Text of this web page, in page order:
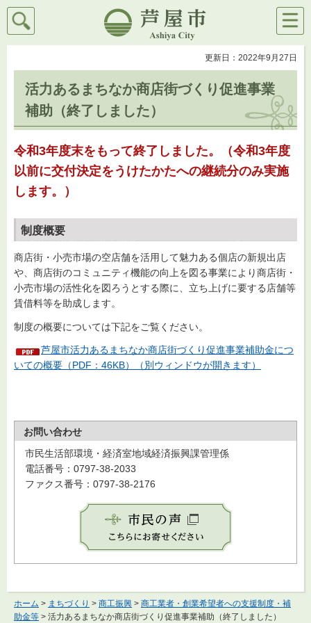
芦屋市
検索
メニ
ュー
更新日：2022年9月27日
活力あるまちなか商店街づくり促進事業
補助（終了しました）
令和3年度末をもって終了しました。（令和3年度
以前に交付決定をうけたかたへの継続分のみ実施
します。）
制度概要
商店街・小売市場の空店舗を活用して魅力ある個店の新規出店
や、商店街のコミュニティ機能の向上を図る事業により商店街・
小売市場の活性化を図ろうとする際に、立ち上げに要する店舗等
賃借料等を助成します。
制度の概要については下記をご覧ください。
芦屋市活力あるまちなか商店街づくり促進事業補助金につ
いての概要（PDF：46KB）（別ウィンドウが開きます）
お問い合わせ
市民生活部環境・経済室地域経済振興課管理係
電話番号：0797-38-2033
ファクス番号：0797-38-2176
ホーム > まちづくり > 商工振興 > 商工業者・創業希望者への支援制度・補
助金等 > 活力あるまちなか商店街づくり促進事業補助（終了しました）